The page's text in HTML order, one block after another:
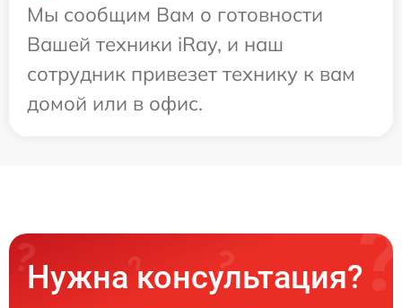
Мы сообщим Вам о готовности
Вашей техники iRay, и наш
сотрудник привезет технику к вам
домой или в офис.
Нужна консультация?